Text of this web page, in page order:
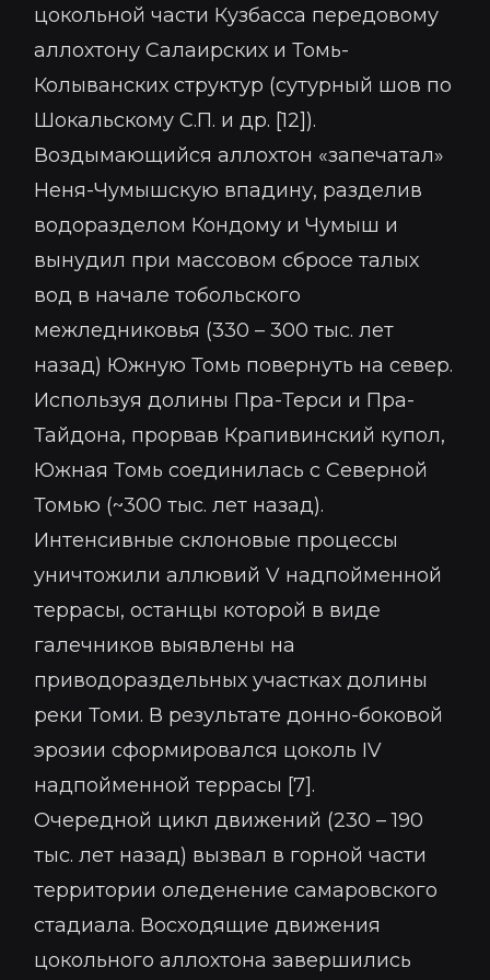
цокольной части Кузбасса передовому
аллохтону Салаирских и Томь-
Колыванских структур (сутурный шов по
Шокальскому С.П. и др. [12]).
Воздымающийся аллохтон «запечатал»
Неня-Чумышскую впадину, разделив
водоразделом Кондому и Чумыш и
вынудил при массовом сбросе талых
вод в начале тобольского
межледниковья (330 – 300 тыс. лет
назад) Южную Томь повернуть на север.
Используя долины Пра-Терси и Пра-
Тайдона, прорвав Крапивинский купол,
Южная Томь соединилась с Северной
Томью (~300 тыс. лет назад).
Интенсивные склоновые процессы
уничтожили аллювий V надпойменной
террасы, останцы которой в виде
галечников выявлены на
приводораздельных участках долины
реки Томи. В результате донно-боковой
эрозии сформировался цоколь IV
надпойменной террасы [7].
Очередной цикл движений (230 – 190
тыс. лет назад) вызвал в горной части
территории оледенение самаровского
стадиала. Восходящие движения
цокольного аллохтона завершились